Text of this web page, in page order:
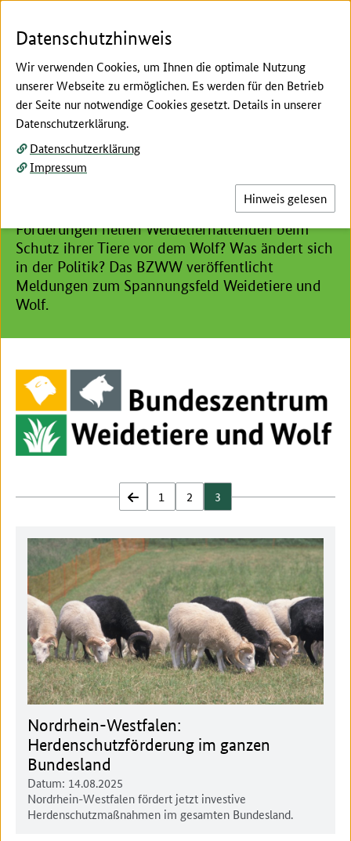
Willkommen beim:
Hier beginnt der Hauptinhalt dieser Seite
Meldungen
Was gibt es Neues im Herdenschutz? Welche
Förderungen helfen Weidetierhaltenden beim
Schutz ihrer Tiere vor dem Wolf? Was ändert sich
in der Politik? Das BZWW veröffentlicht
Meldungen zum Spannungsfeld Weidetiere und
Wolf.
zurück
1 2 3
Nordrhein-Westfalen:
Herdenschutzförderung im ganzen
Bundesland
Datum: 14.08.2025
Nordrhein-Westfalen fördert jetzt investive
Herdenschutzmaßnahmen im gesamten Bundesland.
Datenschutzhinweis
Wir verwenden Cookies, um Ihnen die optimale Nutzung
unserer Webseite zu ermöglichen. Es werden für den Betrieb
der Seite nur notwendige Cookies gesetzt. Details in unserer
Datenschutzerklärung.
Datenschutzerklärung
Impressum
Hinweis gelesen